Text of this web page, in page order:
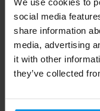
We use cookies to
social media
share information
media, advertising
it with other
they’ve collected
Hoogte